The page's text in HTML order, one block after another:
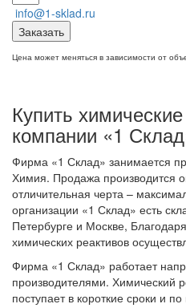
info@1-sklad.ru
Заказать
Цена может меняться в зависимости от
Купить
компании «1
Фирма «1 Склад» занимается
Химия. Продажа производится
отличительная черта –
организации «1 Склад» есть
Петербурге и Москве,
химических реактивов
Фирма «1 Склад» работает
производителями. Химический
поступает в короткие сроки и